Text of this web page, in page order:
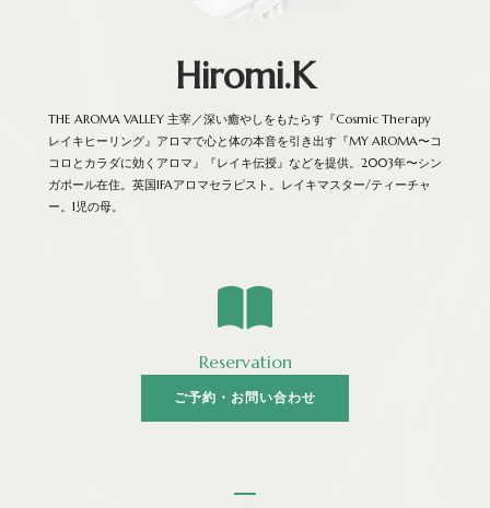
Hiromi.K
THE AROMA VALLEY 主宰／深い癒やしをもたらす『Cosmic Therapy
レイキヒーリング』アロマで心と体の本音を引き出す『MY AROMA〜コ
コロとカラダに効くアロマ』『レイキ伝授』などを提供。2003年〜シン
ガポール在住。英国IFAアロマセラピスト。レイキマスター/ティーチャ
ー。1児の母。
Reservation
ご予約・お問い合わせ